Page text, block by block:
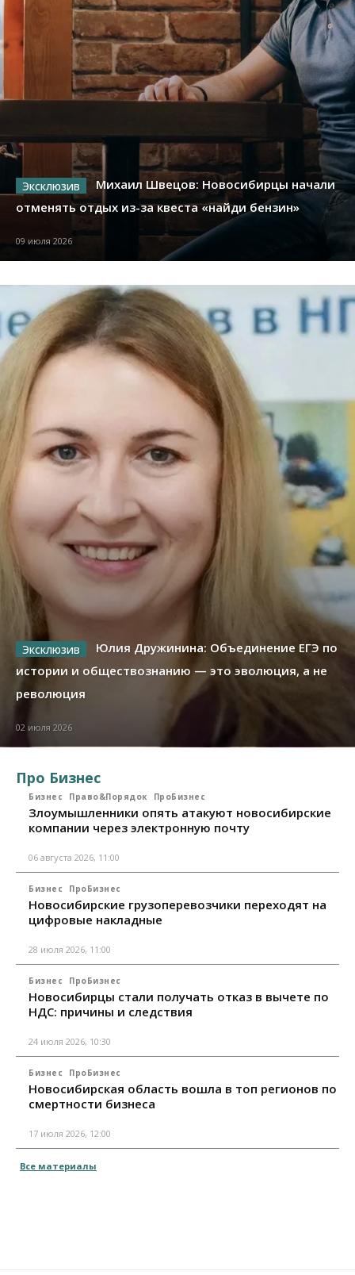
Михаил Швецов: Новосибирцы начали
отменять отдых из-за квеста «найди бензин»
09 июля 2026
Юлия Дружинина: Объединение ЕГЭ по
истории и обществознанию — это эволюция, а не
революция
02 июля 2026
Про Бизнес
Бизнес Право&Порядок ПроБизнес
Злоумышленники опять атакуют новосибирские
компании через электронную почту
06 августа 2026, 11:00
Бизнес ПроБизнес
Новосибирские грузоперевозчики переходят на
цифровые накладные
28 июля 2026, 11:00
Бизнес ПроБизнес
Новосибирцы стали получать отказ в вычете по
НДС: причины и следствия
24 июля 2026, 10:30
Бизнес ПроБизнес
Новосибирская область вошла в топ регионов по
смертности бизнеса
17 июля 2026, 12:00
Все материалы